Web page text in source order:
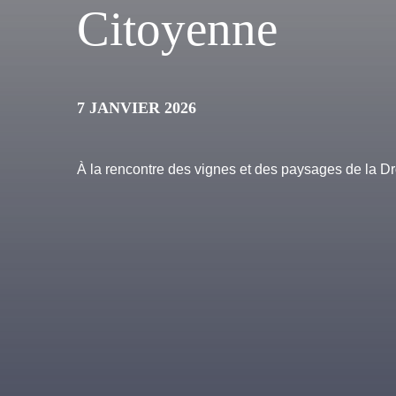
Citoyenne
7 JANVIER 2026
À la rencontre des vignes et des paysages de la